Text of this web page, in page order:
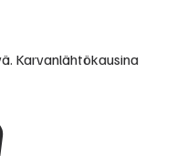
Karvanlähtökausina